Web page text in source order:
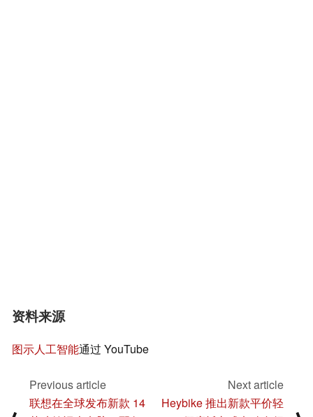
资料来源
图示人工智能通过 YouTube
Previous article
联想在全球发布新款 14
Next article
Heybike 推出新款平价轻